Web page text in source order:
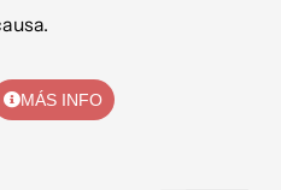
MÁS INFO